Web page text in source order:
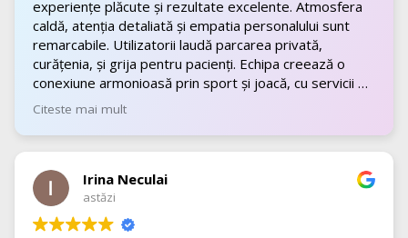
experiențe plăcute și rezultate excelente. Atmosfera
caldă, atenția detaliată și empatia personalului sunt
remarcabile. Utilizatorii laudă parcarea privată,
curățenia, și grija pentru pacienți. Echipa creează o
conexiune armonioasă prin sport și joacă, cu servicii de
top.
Citeste mai mult
Irina Neculai
astăzi